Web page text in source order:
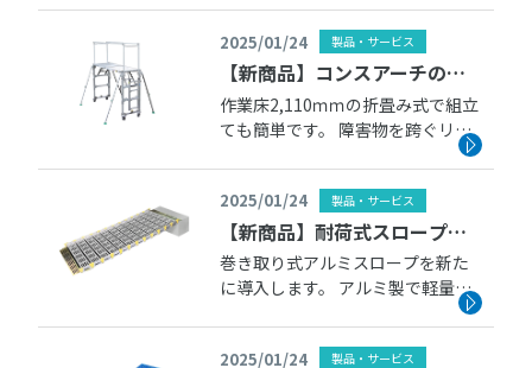
2025/01/24 製品・サービス
【新商品】コンスアーチの取
扱いを始めます
作業床2,110ｍｍの折畳み式で組立
ても簡単です。 障害物を跨ぐリニ
下旬より出庫対応予定です。
2025/01/24 製品・サービス
【新商品】耐荷式スロープビ
ルドの取扱いを始めます
巻き取り式アルミスロープを新た
に導入します。 アルミ製で軽量。
巻き取り式のため収納もコンパク
ープビルド 2025年1月末日より
2025/01/24 製品・サービス